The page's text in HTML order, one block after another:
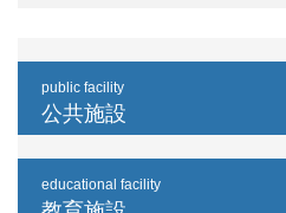
public facility
公共施設
educational facility